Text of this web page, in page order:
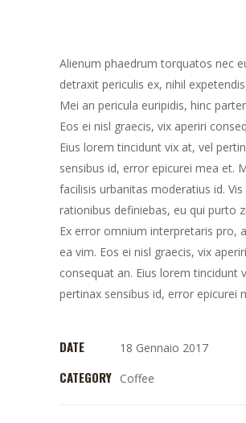
Alienum phaedrum torquatos nec
detraxit periculis ex, nihil
Mei an pericula euripidis, hinc
Eos ei nisl graecis, vix aperiri
Eius lorem tincidunt vix at, vel
sensibus id, error epicurei mea et.
facilisis urbanitas moderatius id. Vis
rationibus definiebas, eu qui purto
Ex error omnium interpretaris pro,
ea vim. Eos ei nisl graecis, vix aperiri
consequat an. Eius lorem tincidunt
pertinax sensibus id, error epicurei
DATE 18 Gennaio 2017
CATEGORY Coffee